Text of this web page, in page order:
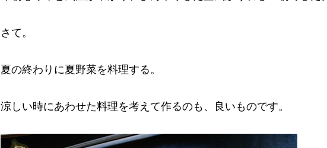
さて。
夏の終わりに夏野菜を料理する。
涼しい時にあわせた料理を考えて作るのも、良いものです。